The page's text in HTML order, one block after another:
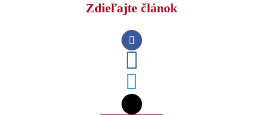
Zdieľajte článok